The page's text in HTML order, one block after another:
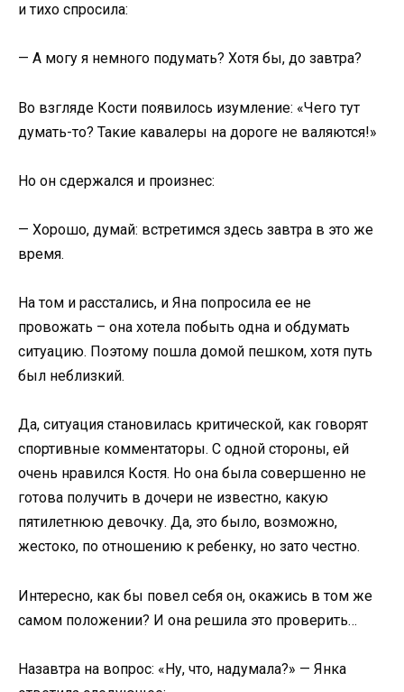
и тихо спросила:
— А могу я немного подумать? Хотя бы, до завтра?
Во взгляде Кости появилось изумление: «Чего тут
думать-то? Такие кавалеры на дороге не валяются!»
Но он сдержался и произнес:
— Хорошо, думай: встретимся здесь завтра в это же
время.
На том и расстались, и Яна попросила ее не
провожать – она хотела побыть одна и обдумать
ситуацию. Поэтому пошла домой пешком, хотя путь
был неблизкий.
Да, ситуация становилась критической, как говорят
спортивные комментаторы. С одной стороны, ей
очень нравился Костя. Но она была совершенно не
готова получить в дочери не известно, какую
пятилетнюю девочку. Да, это было, возможно,
жестоко, по отношению к ребенку, но зато честно.
Интересно, как бы повел себя он, окажись в том же
самом положении? И она решила это проверить…
Назавтра на вопрос: «Ну, что, надумала?» — Янка